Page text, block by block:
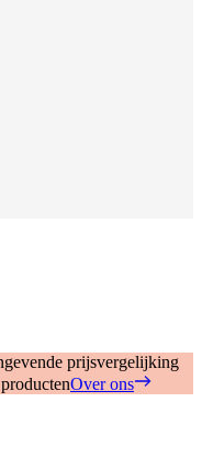
prijsvergelijking
Over ons